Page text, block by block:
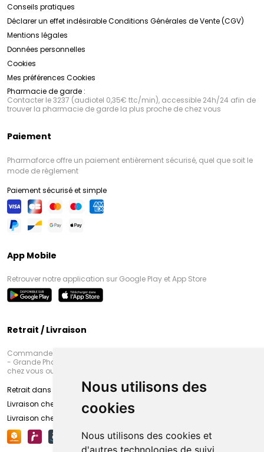
Nous utilisons des
cookies
Nous utilisons des cookies et
d'autres technologies de suivi
Conseils pratiques
Déclarer un effet indésirableConditions Générales de Vente (CGV)
Mentions légales
Données personnelles
Cookies
Mes préférences Cookies
Pharmacie de garde :
Contacter le 3237 (audiotel 0,35€ ttc/min), accessible 24h/24 afin de
trouver la pharmacie de garde la plus proche de chez vous
Paiement
Pharmaforce offre un paiement entièrement sécurisé, quel que soit le
mode de règlement
Paiement sécurisé et simple
App Mobile
Retrouver notre application sur Google Play et App Store
Retrait / Livraison
Commandez en ligne et venez chercher votre commande à Amiens
- Grande Pharmacie d’Amiens (Fachon) ou recevez-là rapidement
chez vous ou en point retrait
Retrait dans la pharmacie d’Amiens
Livraison chez vous
Livraison chez votre commerçant